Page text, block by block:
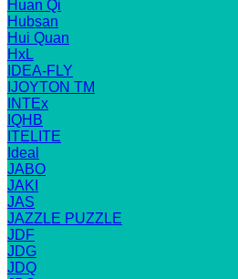
Huan Qi
Hubsan
Hui Quan
HxL
IDEA-FLY
IJOYTON TM
INTEx
IQHB
ITELITE
Ideal
JABO
JAKI
JAS
JAZZLE PUZZLE
JDF
JDG
JDQ